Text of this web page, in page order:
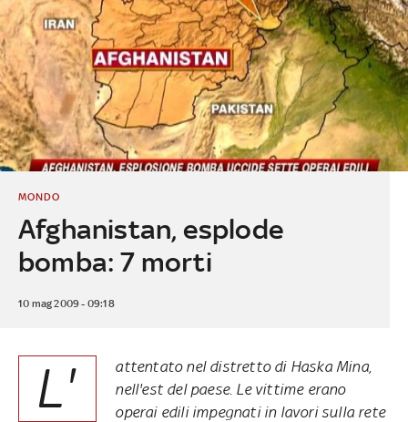
Afghanistan, esplode
bomba: 7 morti
MONDO
10 mag 2009 - 09:18
L'
attentato nel distretto di Haska Mina,
nell'est del paese. Le vittime erano
operai edili impegnati in lavori sulla rete